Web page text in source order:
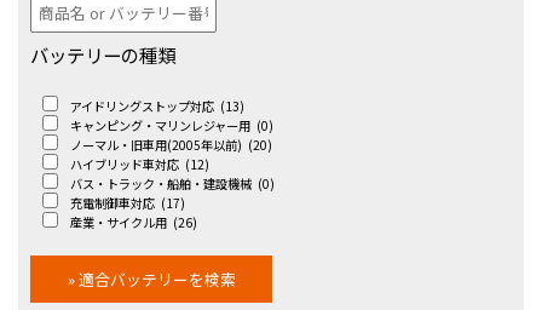
バッテリーの種類
アイドリングストップ対応 (13)
キャンピング・マリンレジャー用 (0)
ノーマル・旧車用(2005年以前) (20)
ハイブリッド車対応 (12)
バス・トラック・船舶・建設機械 (0)
充電制御車対応 (17)
産業・サイクル用 (26)